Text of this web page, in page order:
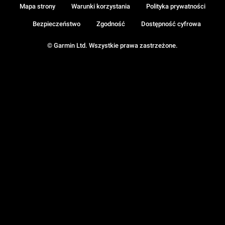
© Garmin Ltd. Wszystkie prawa zastrzeżone.
Mapa strony Warunki korzystania Polityka prywatności
Bezpieczeństwo Zgodność Dostępność cyfrowa